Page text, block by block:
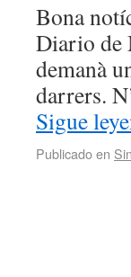
Bona
Diario de
demanà
darrers.
Sigue
Publicado en